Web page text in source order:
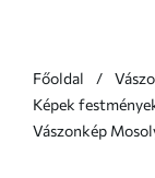
Főoldal
Képek